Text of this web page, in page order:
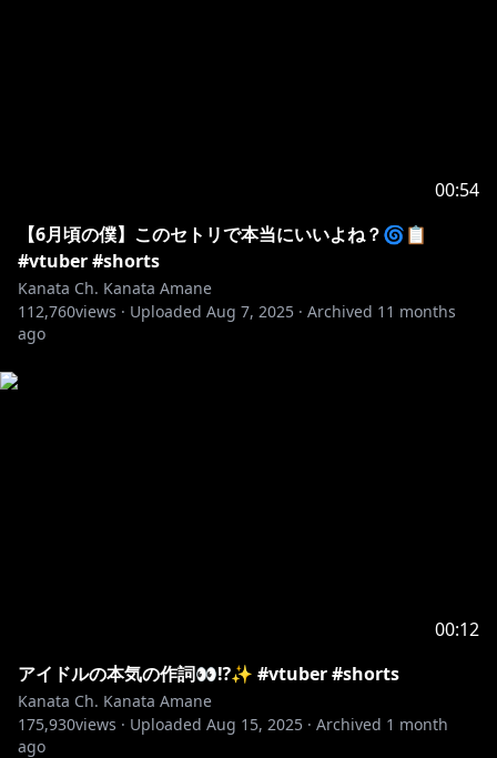
00:54
【6月頃の僕】このセトリで本当にいいよね？🌀📋
#vtuber #shorts
Kanata Ch. Kanata Amane
112,760views · Uploaded Aug 7, 2025 · Archived 11 months
ago
00:12
アイドルの本気の作詞👀⁉️✨ #vtuber #shorts
Kanata Ch. Kanata Amane
175,930views · Uploaded Aug 15, 2025 · Archived 1 month
ago